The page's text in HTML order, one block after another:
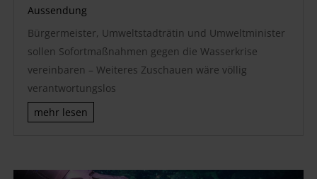
Aussendung
Bürgermeister, Umweltstadträtin und Umweltminister
sollen Sofortmaßnahmen gegen die Wasserkrise
vereinbaren – Weiteres Zuschauen wäre völlig
verantwortungslos
mehr lesen